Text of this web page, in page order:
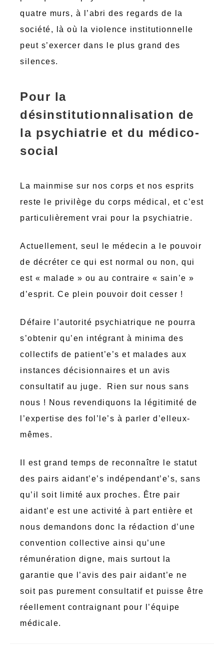
quatre murs, à l’abri des regards de la
société, là où la violence institutionnelle
peut s’exercer dans le plus grand des
silences.
Pour la
désinstitutionnalisation de
la psychiatrie et du médico-
social
La mainmise sur nos corps et nos esprits
reste le privilège du corps médical, et c’est
particulièrement vrai pour la psychiatrie.
Actuellement, seul le médecin a le pouvoir
de décréter ce qui est normal ou non, qui
est « malade » ou au contraire « sain’e »
d’esprit. Ce plein pouvoir doit cesser !
Défaire l’autorité psychiatrique ne pourra
s’obtenir qu’en intégrant à minima des
collectifs de patient’e’s et malades aux
instances décisionnaires et un avis
consultatif au juge. Rien sur nous sans
nous ! Nous revendiquons la légitimité de
l’expertise des fol’le’s à parler d’elleux-
mêmes.
Il est grand temps de reconnaître le statut
des pairs aidant’e’s indépendant’e’s, sans
qu’il soit limité aux proches. Être pair
aidant’e est une activité à part entière et
nous demandons donc la rédaction d’une
convention collective ainsi qu’une
rémunération digne, mais surtout la
garantie que l’avis des pair aidant’e ne
soit pas purement consultatif et puisse être
réellement contraignant pour l’équipe
médicale.